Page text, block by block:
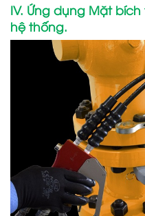
IV. Ứng dụng Mặt
hệ thống.